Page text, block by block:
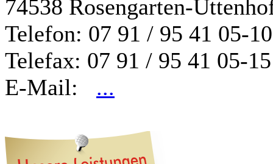
74538 Rosengarten-
Telefon: 07 91 / 95 41 05-10
Telefax: 07 91 / 95 41 05-15
E-Mail: ...